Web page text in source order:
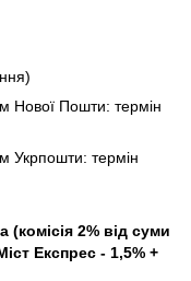
Нової Пошти: термін
Укрпошти: термін
2% від суми
Експрес - 1,5% +